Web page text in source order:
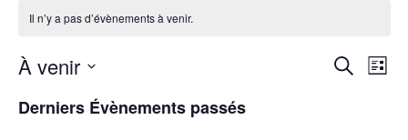
Il n’y a pas d’évènements à venir.
Recherche
Liste
À venir
une
date.
Derniers Évènements passés